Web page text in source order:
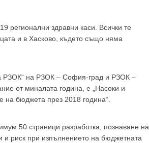
регионални здравни каси. Всички те
и в Хасково, където също няма
РЗОК“ на РЗОК – София-град и РЗОК –
от миналата година, е „Насоки и
бюджета през 2018 година“.
50 страници разработка, познаване на
и риск при изпълнението на бюджетната
News
ОБЩОПРАКТИКУВАЩИЯ ЛЕКАР
медицинско съдържание